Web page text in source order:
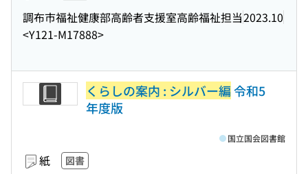
調布市福祉健康部高齢者支援室高齢福祉担当2023.10
<Y121-M17888>
くらしの案内 : シルバー編令和5
年度版
紙 図書
国立国会図書館